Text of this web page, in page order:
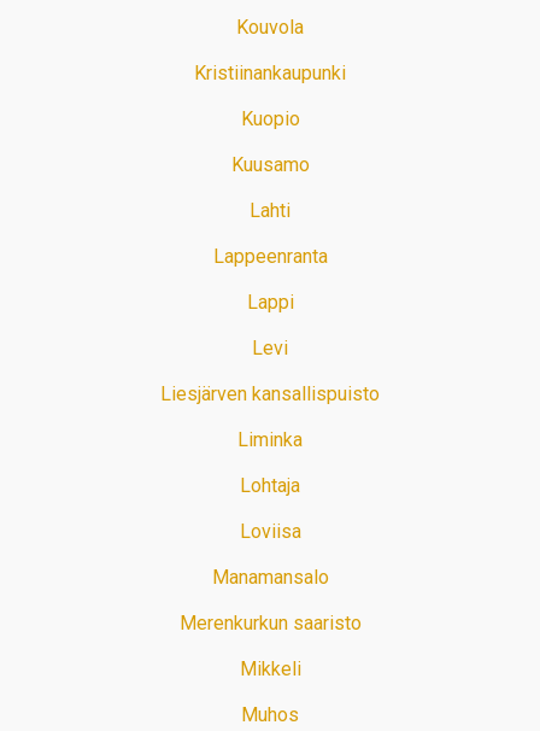
Kouvola
Kristiinankaupunki
Kuopio
Kuusamo
Lahti
Lappeenranta
Lappi
Levi
Liesjärven kansallispuisto
Liminka
Lohtaja
Loviisa
Manamansalo
Merenkurkun saaristo
Mikkeli
Muhos